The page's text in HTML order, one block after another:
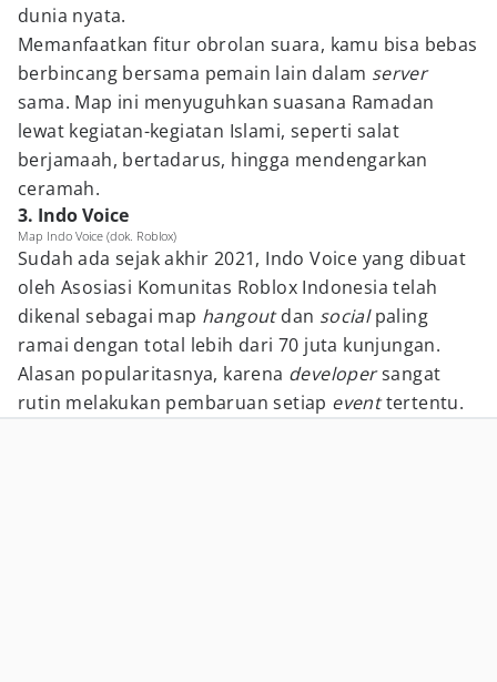
dunia nyata.
Memanfaatkan fitur obrolan suara, kamu bisa bebas
berbincang bersama pemain lain dalam server
sama. Map ini menyuguhkan suasana Ramadan
lewat kegiatan-kegiatan Islami, seperti salat
berjamaah, bertadarus, hingga mendengarkan
ceramah.
3. Indo Voice
Map Indo Voice (dok. Roblox)
Sudah ada sejak akhir 2021, Indo Voice yang dibuat
oleh Asosiasi Komunitas Roblox Indonesia telah
dikenal sebagai map hangoutdan socialpaling
ramai dengan total lebih dari 70 juta kunjungan.
Alasan popularitasnya, karena developersangat
rutin melakukan pembaruan setiap eventtertentu.